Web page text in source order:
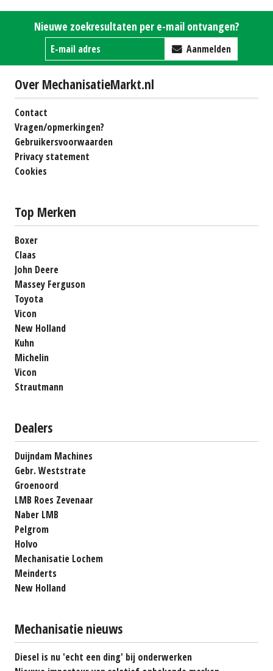
Nieuwe zoekresultaten per e-mail ontvangen?
Aanmelden
Over MechanisatieMarkt.nl
Contact
Vragen/opmerkingen?
Gebruikersvoorwaarden
Privacy statement
Cookies
Top Merken
Boxer
Claas
John Deere
Massey Ferguson
Toyota
Vicon
New Holland
Kuhn
Michelin
Vicon
Strautmann
Dealers
Duijndam Machines
Gebr. Weststrate
Groenoord
LMB Roes Zevenaar
Naber LMB
Pelgrom
Holvo
Mechanisatie Lochem
Meinderts
New Holland
Mechanisatie nieuws
Diesel is nu 'echt een ding' bij onderwerken